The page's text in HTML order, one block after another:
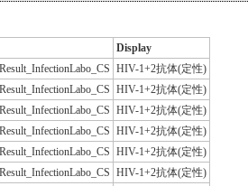
Display
HIV-1+2抗体(定性)
HIV-1+2抗体(定性)
HIV-1+2抗体(定性)
HIV-1+2抗体(定性)
HIV-1+2抗体(定性)
HIV-1+2抗体(定性)